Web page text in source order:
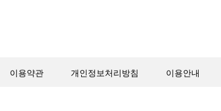
이용약관 개인정보처리방침 이용안내